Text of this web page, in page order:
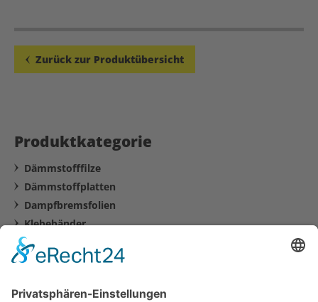
Zurück zur Produktübersicht
Produktkategorie
Dämmstofffilze
Dämmstoffplatten
Dampfbremsfolien
Klebebänder
Dichtprodukte
Zubehör